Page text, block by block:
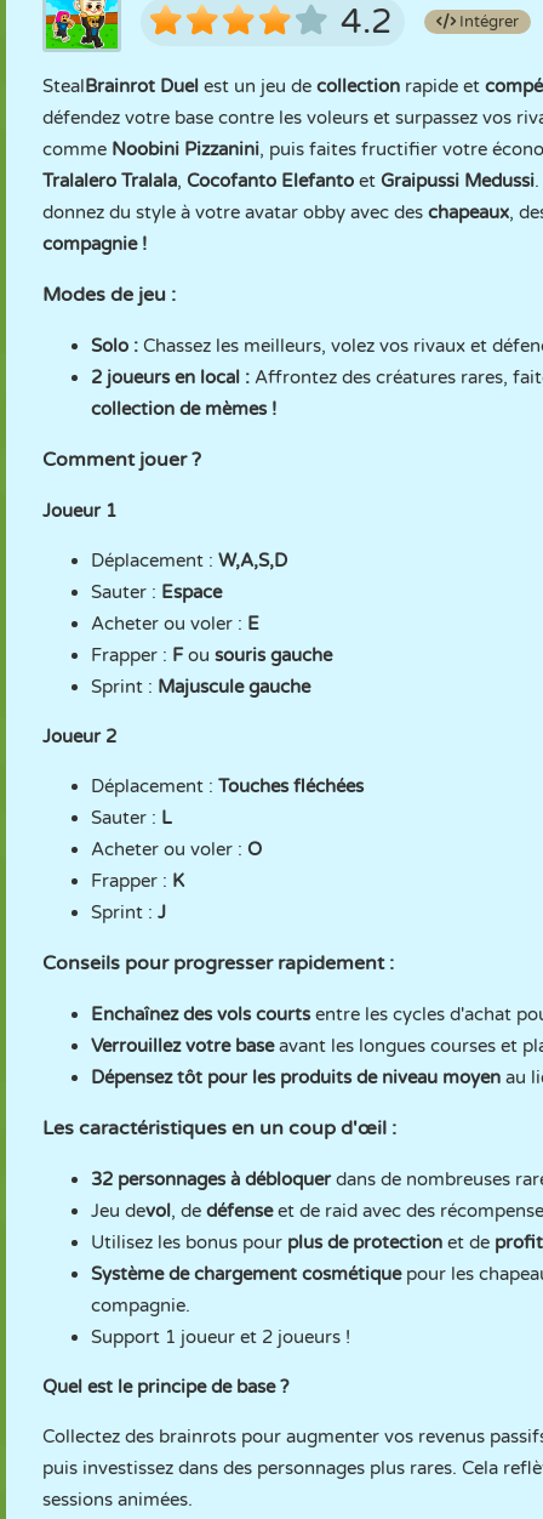
4.2 Intégrer
StealBrainrot Duel est un jeu de collection rapide et
défendez votre base contre les voleurs et surpassez vos
comme Noobini Pizzanini, puis faites fructifier votre
Tralalero Tralala, Cocofanto Elefanto et Graipussi Medussi
donnez du style à votre avatar obby avec des chapeaux,
compagnie !
Modes de jeu :
Solo : Chassez les meilleurs, volez vos rivaux et
2 joueurs en local : Affrontez des créatures rares,
collection de mèmes !
Comment jouer ?
Joueur 1
Déplacement : W,A,S,D
Sauter : Espace
Acheter ou voler : E
Frapper : Fou souris gauche
Sprint : Majuscule gauche
Joueur 2
Déplacement : Touches fléchées
Sauter : L
Acheter ou voler : O
Frapper : K
Sprint : J
Conseils pour progresser rapidement :
Enchaînez des vols courtsentre les cycles d'achat
Verrouillez votre baseavant les longues courses et
Dépensez tôt pour les produits de niveau moyen au
Les caractéristiques en un coup d'œil :
32 personnages à débloquerdans de nombreuses
Jeu devol, de défenseet de raid avec des
Utilisez les bonus pour plus de protection et de profit
Système de chargement cosmétique pour les
compagnie.
Support 1 joueur et 2 joueurs !
Quel est le principe de base ?
Collectez des brainrots pour augmenter vos revenus
puis investissez dans des personnages plus rares. Cela
sessions animées.